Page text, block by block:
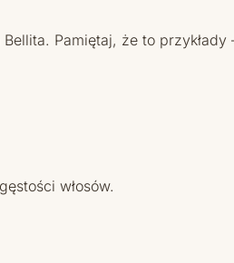
Pamiętaj, że to
włosów.